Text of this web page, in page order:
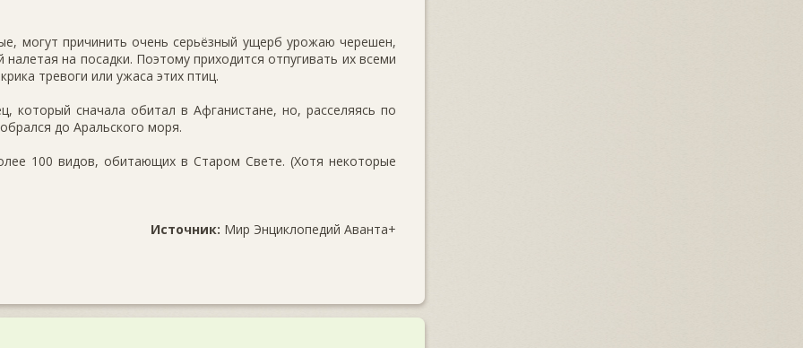
могут причинить очень серьёзный ущерб урожаю черешен,
на посадки. Поэтому приходится отпугивать их всеми
тревоги или ужаса этих птиц.
который сначала обитал в Афганистане, но, расселяясь по
до Аральского моря.
100 видов, обитающих в Старом Свете. (Хотя некоторые
Источник: Мир Энциклопедий Аванта+